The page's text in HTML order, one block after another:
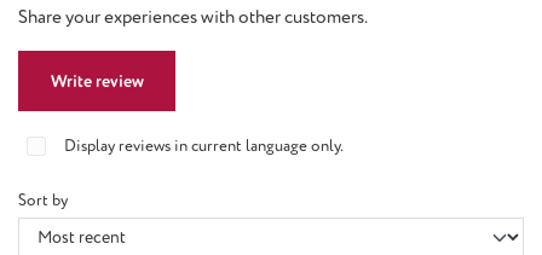
Share your experiences with other customers.
Write review
Display reviews in current language only.
Sort by